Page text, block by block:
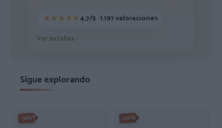
4,7/5 · 1.197 valoraciones
Ver detalles ›
Sigue explorando
-3X2% -20%